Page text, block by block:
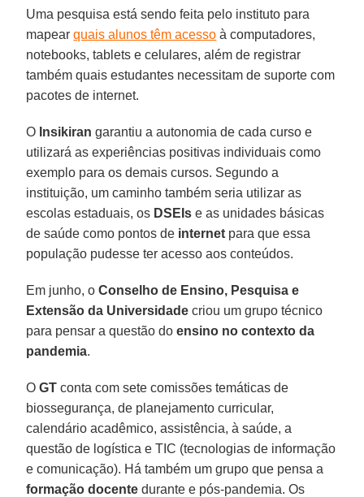
Uma pesquisa está sendo feita pelo instituto para
mapearquais alunos têm acesso à computadores,
notebooks, tablets e celulares, além de registrar
também quais estudantes necessitam de suporte com
pacotes de internet.
O Insikiran garantiu a autonomia de cada curso e
utilizará as experiências positivas individuais como
exemplo para os demais cursos. Segundo a
instituição, um caminho também seria utilizar as
escolas estaduais, os DSEIs e as unidades básicas
de saúde como pontos de internet para que essa
população pudesse ter acesso aos conteúdos.
Em junho, oConselho de Ensino, Pesquisa e
Extensão da Universidade criou um grupo técnico
para pensar a questão doensino no contexto da
pandemia.
OGT conta com sete comissões temáticas de
biossegurança, de planejamento curricular,
calendário acadêmico, assistência, à saúde, a
questão de logística e TIC (tecnologias de informação
e comunicação). Há também um grupo que pensa a
formação docente durante e pós-pandemia. Os